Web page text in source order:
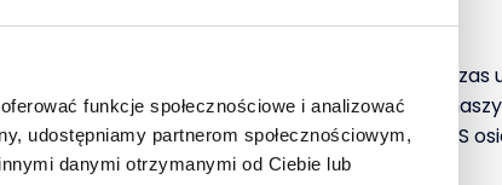
funkcje społecznościowe i analizować
udostępniamy partnerom społecznościowym,
danymi otrzymanymi od Ciebie lub
znajdujemy się w elicie partnerów SAP. Podczas
Centralnej i Wschodniej Europy. To dzięki
wszystkich pracowników SUPREMIS